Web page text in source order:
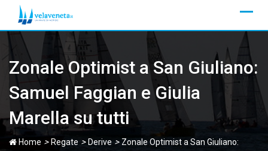
content
Zonale Optimist a San Giuliano:
Samuel Faggian e Giulia
Marella su tutti
Home > Regate > Derive > Zonale Optimist a San Giuliano: